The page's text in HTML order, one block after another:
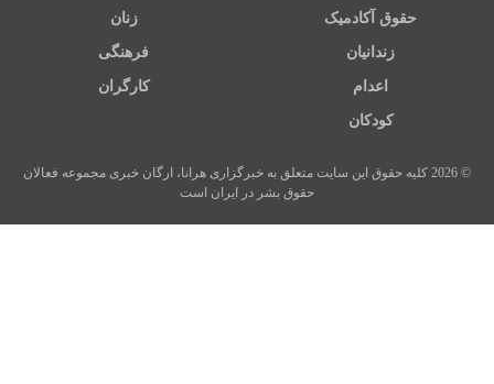
حقوق آکادمیک زنان
زندانیان فرهنگی
اعدام کارگران
کودکان
© 2026 کلیه حقوق این سایت متعلق به خبرگزاری هرانا، ارگان خبری مجموعه فعالان
حقوق بشر در ایران است